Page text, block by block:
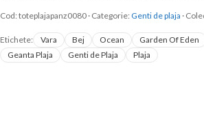
Cod: toteplajapanz0080 · Categorie: Genti de plaja ·
Etichete: Vara Bej Ocean Garden Of Eden
Geanta Plaja
Genti de Plaja Plaja